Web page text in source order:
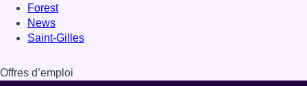
Forest
News
Saint-Gilles
Offres d’emploi